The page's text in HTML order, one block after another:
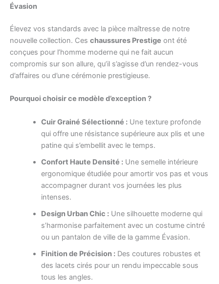
Évasion
Élevez vos standards avec la pièce maîtresse de notre
nouvelle collection. Ces chaussures Prestige ont été
conçues pour l’homme moderne qui ne fait aucun
compromis sur son allure, qu’il s’agisse d’un rendez-vous
d’affaires ou d’une cérémonie prestigieuse.
Pourquoi choisir ce modèle d’exception ?
Cuir Grainé Sélectionné :Une texture profonde
qui offre une résistance supérieure aux plis et une
patine qui s’embellit avec le temps.
Confort Haute Densité :Une semelle intérieure
ergonomique étudiée pour amortir vos pas et vous
accompagner durant vos journées les plus
intenses.
Design Urban Chic :Une silhouette moderne qui
s’harmonise parfaitement avec un costume cintré
ou un pantalon de ville de la gamme Évasion.
Finition de Précision :Des coutures robustes et
des lacets cirés pour un rendu impeccable sous
tous les angles.